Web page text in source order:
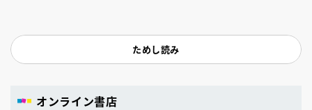
ためし読み
オンライン書店